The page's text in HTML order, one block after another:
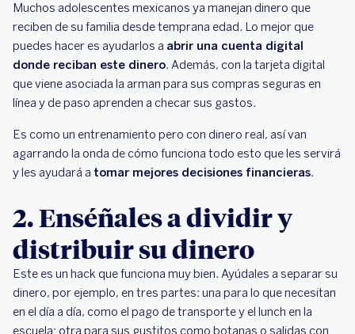
Muchos adolescentes mexicanos ya manejan dinero que
reciben de su familia desde temprana edad. Lo mejor que
puedes hacer es ayudarlos a abrir una cuenta digital
donde reciban este dinero. Además, con la tarjeta digital
que viene asociada la arman para sus compras seguras en
línea y de paso aprenden a checar sus gastos.
Es como un entrenamiento pero con dinero real, así van
agarrando la onda de cómo funciona todo esto que les servirá
y les ayudará a tomar mejores decisiones financieras.​
2. Enséñales a dividir y
distribuir su dinero
Este es un hack que funciona muy bien. Ayúdales a separar su
dinero, por ejemplo, en tres partes: una para lo que necesitan
en el día a día, como el pago de transporte y el lunch en la
escuela; otra para sus gustitos como botanas o salidas con